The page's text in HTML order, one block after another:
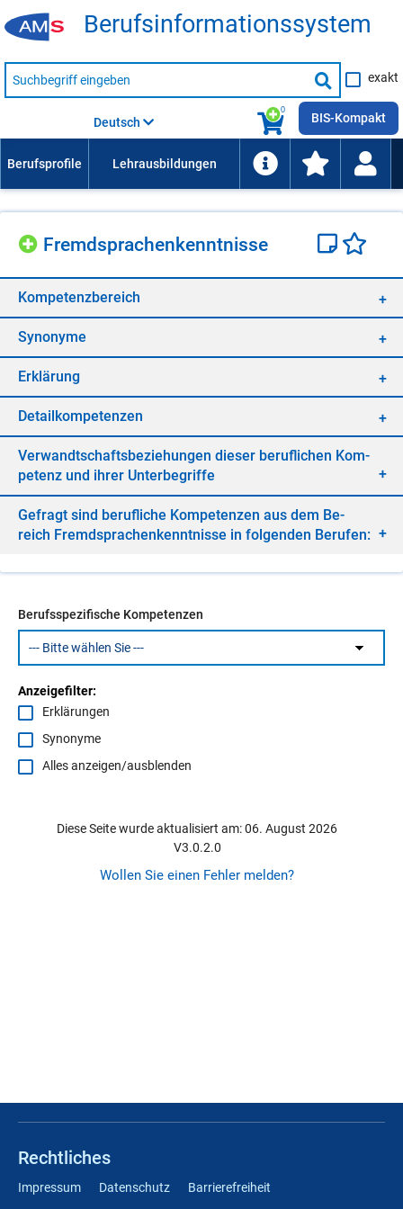
Be­rufs­in­for­ma­ti­ons­sys­tem
Suche
nach
Suche
starten
exakt
0
Deutsch BIS-Kompakt
Fremd­spra­chen­kennt­nis­se
Kom­pe­tenz­be­reich
Syn­ony­me
Er­klä­rung
De­tail­kom­pe­ten­zen
Ver­wandt­schafts­be­zie­hun­gen die­ser be­ruf­li­chen Kom­
pe­tenz und ih­rer Un­ter­be­grif­fe
Ge­fragt sind be­ruf­li­che Kom­pe­ten­zen aus dem Be­
reich Fremd­spra­chen­kennt­nis­se in fol­gen­den Be­ru­fen:
Berufsspezifische Kompetenzen
Anzeigefilter:
Erklärungen
Synonyme
Alles anzeigen/ausblenden
Diese Seite wurde aktualisiert am: 06. August 2026
V3.0.2.0
Wollen Sie einen Fehler melden?
Rechtliches
Impressum Datenschutz Barrierefreiheit